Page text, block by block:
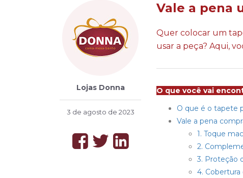
Lojas Donna
3 de agosto de 2023
Vale a pena
Quer colocar um
usar a peça? Aqui,
O que você vai
O que é o tapete
Vale a pena
1. Toque
2.
3. Proteção
4.